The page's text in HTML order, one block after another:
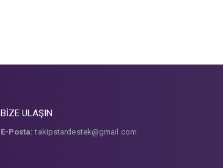
BİZE ULAŞIN
E-Posta: takipstardestek@gmail.com